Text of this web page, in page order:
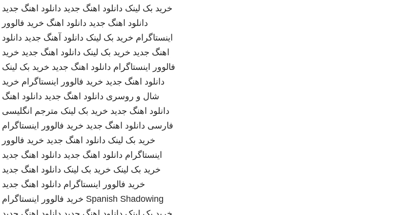
خرید بک لینک دانلود اهنگ جدید دانلود اهنگ جدید
دانلود اهنگ جدید دانلود اهنگ خرید فالوور
اینستاگرام خرید بک لینک دانلود آهنگ جدید دانلود
اهنگ جدید خرید بک لینک دانلود اهنگ جدید خرید
فالوور اینستاگرام دانلود اهنگ جدید خرید بک لینک
دانلود اهنگ جدید خرید فالوور اینستاگرام خرید
شال و روسری دانلود اهنگ جدید دانلود اهنگ
دانلود اهنگ جدید خرید بک لینک مترجم انگلیسی
فارسی دانلود اهنگ جدید خرید فالوور اینستاگرام
خرید بک لینک دانلود اهنگ جدید خرید فالوور
اینستاگرام دانلود اهنگ جدید دانلود اهنگ جدید
خرید بک لینک خرید بک لینک دانلود اهنگ جدید
خرید فالوور اینستاگرام دانلود اهنگ جدید
Spanish Shadowing خرید فالوور اینستاگرام